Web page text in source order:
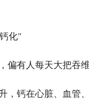
化"
偏有人每天大把吞
，钙在心脏、血管